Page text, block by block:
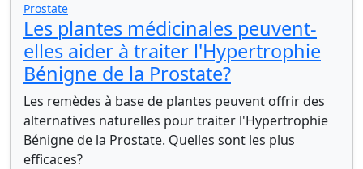
Prostate
Les plantes médicinales peuvent-
elles aider à traiter l'Hypertrophie
Bénigne de la Prostate?
Les remèdes à base de plantes peuvent offrir des
alternatives naturelles pour traiter l'Hypertrophie
Bénigne de la Prostate. Quelles sont les plus
efficaces?